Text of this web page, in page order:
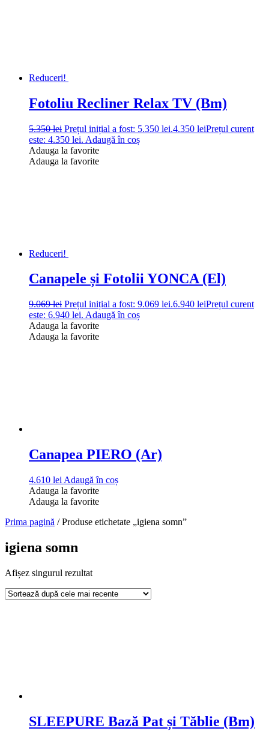
Reduceri!
Fotoliu Recliner Relax TV (Bm)
5.350lei Prețul inițial a fost: 5.350 lei.4.350 leiPrețul curent
este: 4.350 lei. Adaugă în coș
Adauga la favorite
Adauga la favorite
Reduceri!
Canapele și Fotolii YONCA (El)
9.069lei Prețul inițial a fost: 9.069 lei.6.940 leiPrețul curent
este: 6.940 lei. Adaugă în coș
Adauga la favorite
Adauga la favorite
Canapea PIERO (Ar)
4.610 lei Adaugă în coș
Adauga la favorite
Adauga la favorite
Prima pagină / Produse etichetate „igiena somn”
igiena somn
Afișez singurul rezultat
SLEEPURE Bază Pat și Tăblie (Bm)